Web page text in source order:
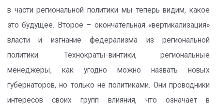
в части региональной политики мы теперь видим, какое
это будущее. Второе – окончательная «вертикализация»
власти и изгнание федерализма из региональной
политики. Технократы-винтики, региональные
менеджеры, как угодно можно назвать новых
губернаторов, но только не политиками. Они проводники
интересов своих групп влияния, что означает в